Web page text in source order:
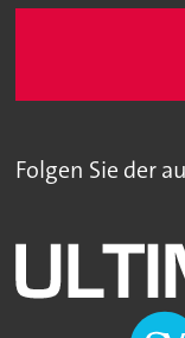
Folgen Sie der